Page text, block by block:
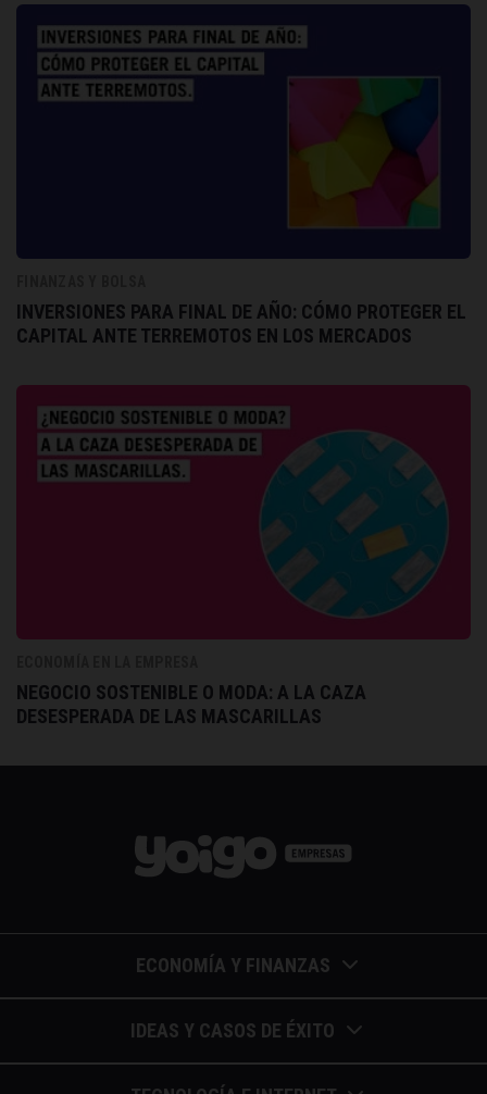
INVERSIONES PARA FINAL DE AÑO: CÓMO PROTEGER EL
CAPITAL ANTE TERREMOTOS EN LOS MERCADOS
NEGOCIO SOSTENIBLE O MODA: A LA CAZA
DESESPERADA DE LAS MASCARILLAS
ECONOMÍA Y FINANZAS
Barómetros de sueldos
Economía colaborativa
IDEAS Y CASOS DE ÉXITO
Calendario de eventos